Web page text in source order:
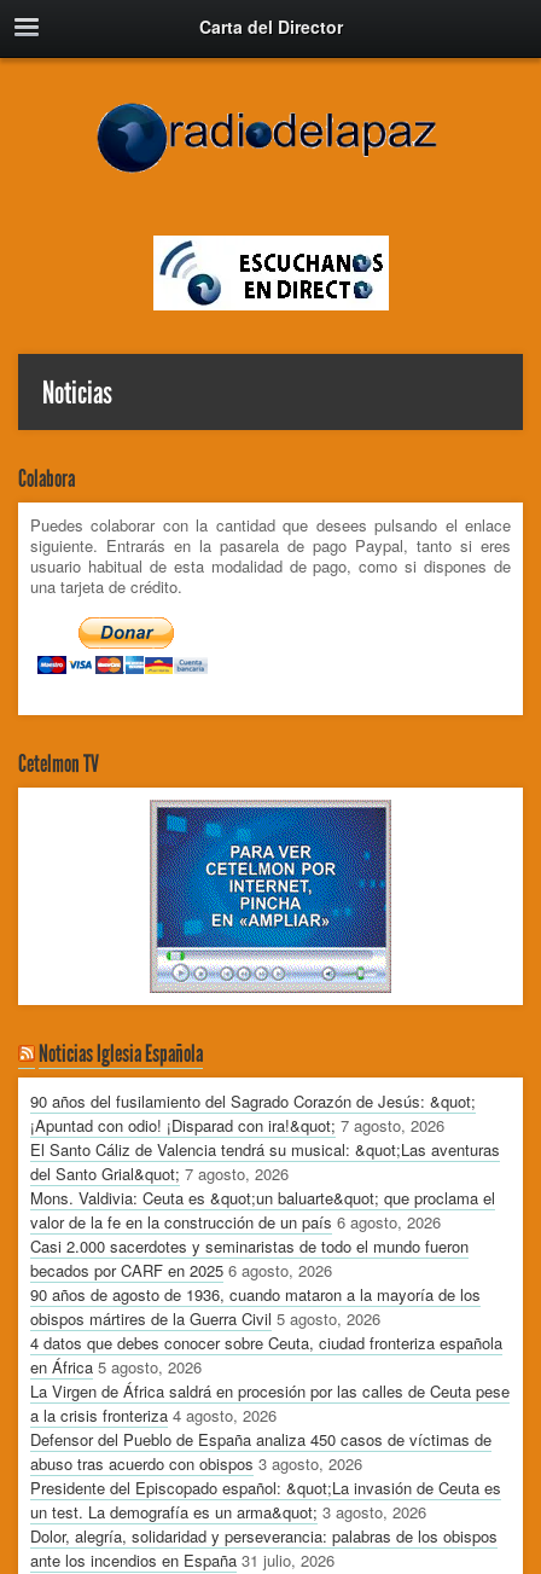
Carta del Director
Noticias
Colabora
Puedes colaborar con la cantidad que desees pulsando el enlace
siguiente. Entrarás en la pasarela de pago Paypal, tanto si eres
usuario habitual de esta modalidad de pago, como si dispones de
una tarjeta de crédito.
Cetelmon TV
Noticias Iglesia Española
90 años del fusilamiento del Sagrado Corazón de Jesús: &quot;
¡Apuntad con odio! ¡Disparad con ira!&quot; 7 agosto, 2026
El Santo Cáliz de Valencia tendrá su musical: &quot;Las aventuras
del Santo Grial&quot; 7 agosto, 2026
Mons. Valdivia: Ceuta es &quot;un baluarte&quot; que proclama el
valor de la fe en la construcción de un país 6 agosto, 2026
Casi 2.000 sacerdotes y seminaristas de todo el mundo fueron
becados por CARF en 2025 6 agosto, 2026
90 años de agosto de 1936, cuando mataron a la mayoría de los
obispos mártires de la Guerra Civil 5 agosto, 2026
4 datos que debes conocer sobre Ceuta, ciudad fronteriza española
en África 5 agosto, 2026
La Virgen de África saldrá en procesión por las calles de Ceuta pese
a la crisis fronteriza 4 agosto, 2026
Defensor del Pueblo de España analiza 450 casos de víctimas de
abuso tras acuerdo con obispos 3 agosto, 2026
Presidente del Episcopado español: &quot;La invasión de Ceuta es
un test. La demografía es un arma&quot; 3 agosto, 2026
Dolor, alegría, solidaridad y perseverancia: palabras de los obispos
ante los incendios en España 31 julio, 2026